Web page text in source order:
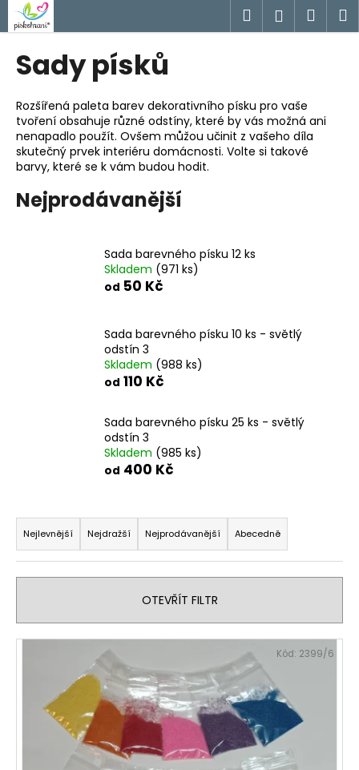
Přejít
obsah
Hledat
Sady písků
Rozšířená paleta barev dekorativního písku pro vaše
tvoření obsahuje různé odstíny, které by vás možná ani
nenapadlo použít. Ovšem můžou učinit z vašeho díla
skutečný prvek interiéru domácnosti. Volte si takové
barvy, které se k vám budou hodit.
Nejprodávanější
Sada barevného písku 12 ks
Skladem (971 ks)
od 50 Kč
Sada barevného písku 10 ks - světlý
odstín 3
Skladem (988 ks)
od 110 Kč
Sada barevného písku 25 ks - světlý
odstín 3
Skladem (985 ks)
od 400 Kč
Ř
a
z
e
í
p
Nejlevnější Nejdražší Nejprodávanější Abecedně
OTEVŘÍT FILTR
V Kód: 2399/6
o
o
p
o
t
ř
e
HLEDAT